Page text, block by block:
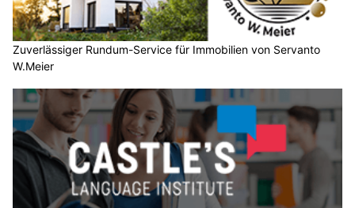
Zuverlässiger Rundum-Service für Immobilien von Servanto
W.Meier